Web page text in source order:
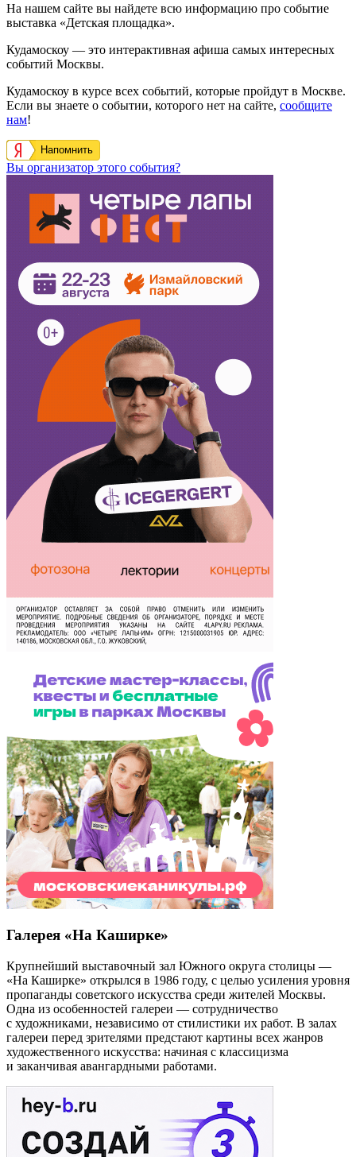
На нашем сайте вы найдете всю информацию про событие
выставка «Детская площадка».
Кудамоскоу — это интерактивная афиша самых интересных
событий Москвы.
Кудамоскоу в курсе всех событий, которые пройдут в Москве.
Если вы знаете о событии, которого нет на сайте, сообщите
нам!
Напомнить
Вы организатор этого события?
Галерея «На Каширке»
Крупнейший выставочный зал Южного округа столицы —
«На Каширке» открылся в 1986 году, с целью усиления уровня
пропаганды советского искусства среди жителей Москвы.
Одна из особенностей галереи — сотрудничество
с художниками, независимо от стилистики их работ. В залах
галереи перед зрителями предстают картины всех жанров
художественного искусства: начиная с классицизма
и заканчивая авангардными работами.